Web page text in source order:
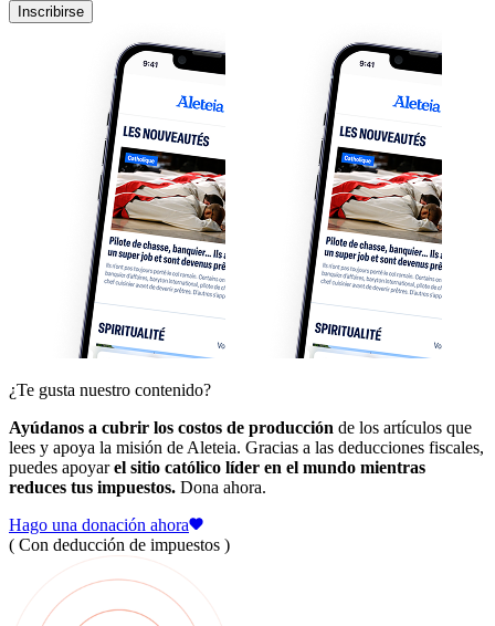
Inscribirse
¿Te gusta nuestro contenido?
Ayúdanos a cubrir los costos de producción de los artículos que
lees y apoya la misión de Aleteia. Gracias a las deducciones fiscales,
puedes apoyarel sitio católico líder en el mundo mientras
reduces tus impuestos. Dona ahora.
Hago una donación ahora
( Con deducción de impuestos )